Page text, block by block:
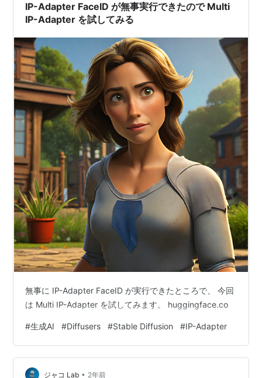
IP-Adapter FaceID が無事実行できたので Multi
IP-Adapter を試してみる
無事に IP-Adapter FaceID が実行できたところで、 今回
は Multi IP-Adapter を試してみます。 huggingface.co
#生成AI #Diffusers #Stable Diffusion #IP-Adapter
ジャコ Lab • 2年前